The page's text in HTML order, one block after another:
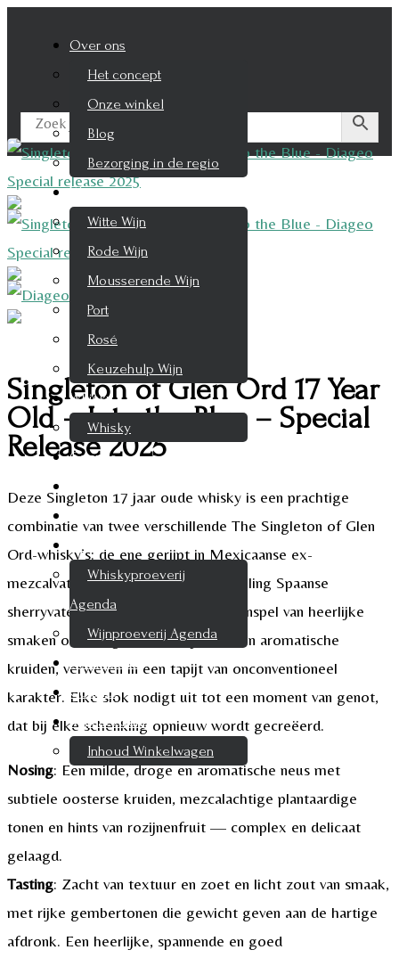
Over ons
Het concept
Onze winkel
Blog
Bezorging in de regio
Wijnen
Witte Wijn
Rode Wijn
Mousserende Wijn
Port
Rosé
Keuzehulp Wijn
Whisky
Whisky
Cognac
Proeverijen
Whiskyproeverij
Agenda
Wijnproeverij Agenda
Nieuwsbrief
Contact
Mijn account
Inhoud Winkelwagen
Singleton of Glen Ord 17 Year
Old – Into the Blue – Special
Release 2025
Deze Singleton 17 jaar oude whisky is een prachtige
combinatie van twee verschillende The Singleton of Glen
Ord-whisky’s: de ene gerijpt in Mexicaanse ex-
mezcalvaten, de andere in tweede vulling Spaanse
sherryvaten. Dit experimentele samenspel van heerlijke
smaken onthult golven van rijk fruit en aromatische
kruiden, verweven in een tapijt van onconventioneel
karakter. Elke slok nodigt uit tot een moment van genot,
dat bij elke schenking opnieuw wordt gecreëerd.
Nosing: Een milde, droge en aromatische neus met
subtiele oosterse kruiden, mezcalachtige plantaardige
tonen en hints van rozijnenfruit — complex en delicaat
gelaagd.
Tasting: Zacht van textuur en zoet en licht zout van smaak,
met rijke gembertonen die gewicht geven aan de hartige
afdronk. Een heerlijke, spannende en goed